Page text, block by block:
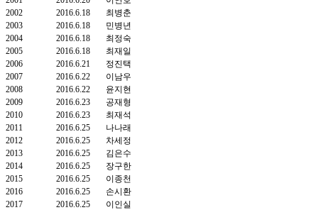
2002
2016.6.18
최병춘
2003
2016.6.18
민병년
2004
2016.6.18
최정숙
2005
2016.6.18
최재일
2006
2016.6.21
정진택
2007
2016.6.22
이남우
2008
2016.6.22
윤지현
2009
2016.6.23
공재형
2010
2016.6.23
최재석
2011
2016.6.25
나나래
2012
2016.6.25
차세정
2013
2016.6.25
김은수
2014
2016.6.25
장구한
2015
2016.6.25
이종천
2016
2016.6.25
손시환
2017
2016.6.25
이인실